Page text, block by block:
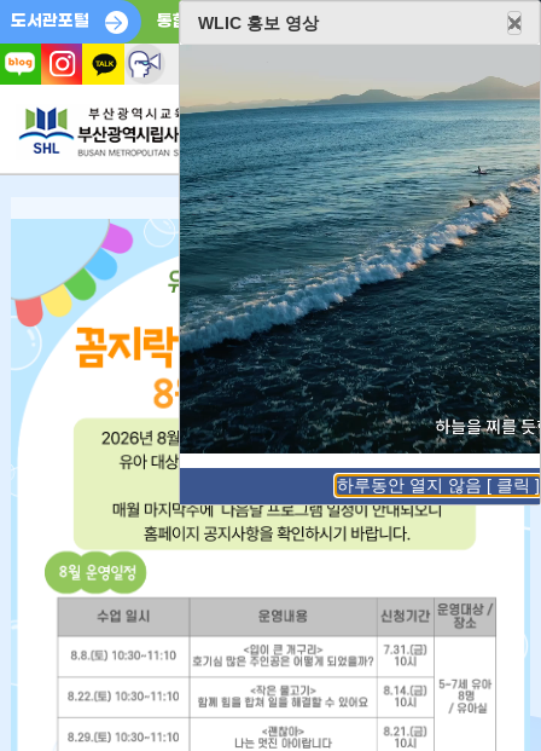
도서관포털 통합예약포털
전체메뉴
WLIC 홍보 영상
하루동안 열지 않음 [ 클릭 ]